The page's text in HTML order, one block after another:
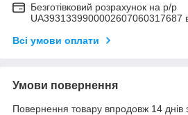
Безготівковий розрахунок на р/р
UA3931339900002607060317687
Всі умови оплати
Умови повернення
Повернення товару впродовж 14 днів